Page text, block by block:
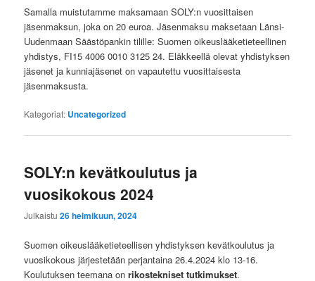
Samalla muistutamme maksamaan SOLY:n vuosittaisen
jäsenmaksun, joka on 20 euroa. Jäsenmaksu maksetaan Länsi-
Uudenmaan Säästöpankin tilille: Suomen oikeuslääketieteellinen
yhdistys, FI15 4006 0010 3125 24. Eläkkeellä olevat yhdistyksen
jäsenet ja kunniajäsenet on vapautettu vuosittaisesta
jäsenmaksusta.
Kategoriat: Uncategorized
SOLY:n kevätkoulutus ja
vuosikokous 2024
Julkaistu26 helmikuun, 2024
Suomen oikeuslääketieteellisen yhdistyksen kevätkoulutus ja
vuosikokous järjestetään perjantaina 26.4.2024 klo 13-16.
Koulutuksen teemana onrikostekniset tutkimukset.